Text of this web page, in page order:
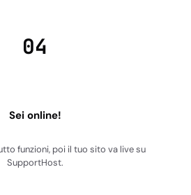
04
Sei online!
funzioni, poi il tuo sito va live su
SupportHost.